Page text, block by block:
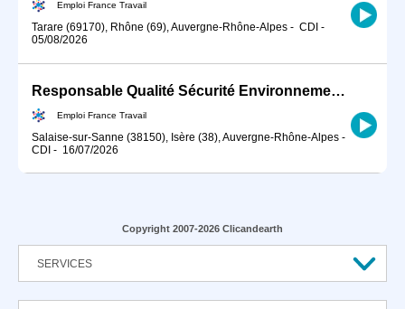
Emploi France Travail
Tarare (69170), Rhône (69), Auvergne-Rhône-Alpes - CDI -
05/08/2026
Responsable Qualité Sécurité Environnement -QSE- en industrie (H/F)
Emploi France Travail
Salaise-sur-Sanne (38150), Isère (38), Auvergne-Rhône-Alpes -
CDI - 16/07/2026
Copyright 2007-2026 Clicandearth
SERVICES